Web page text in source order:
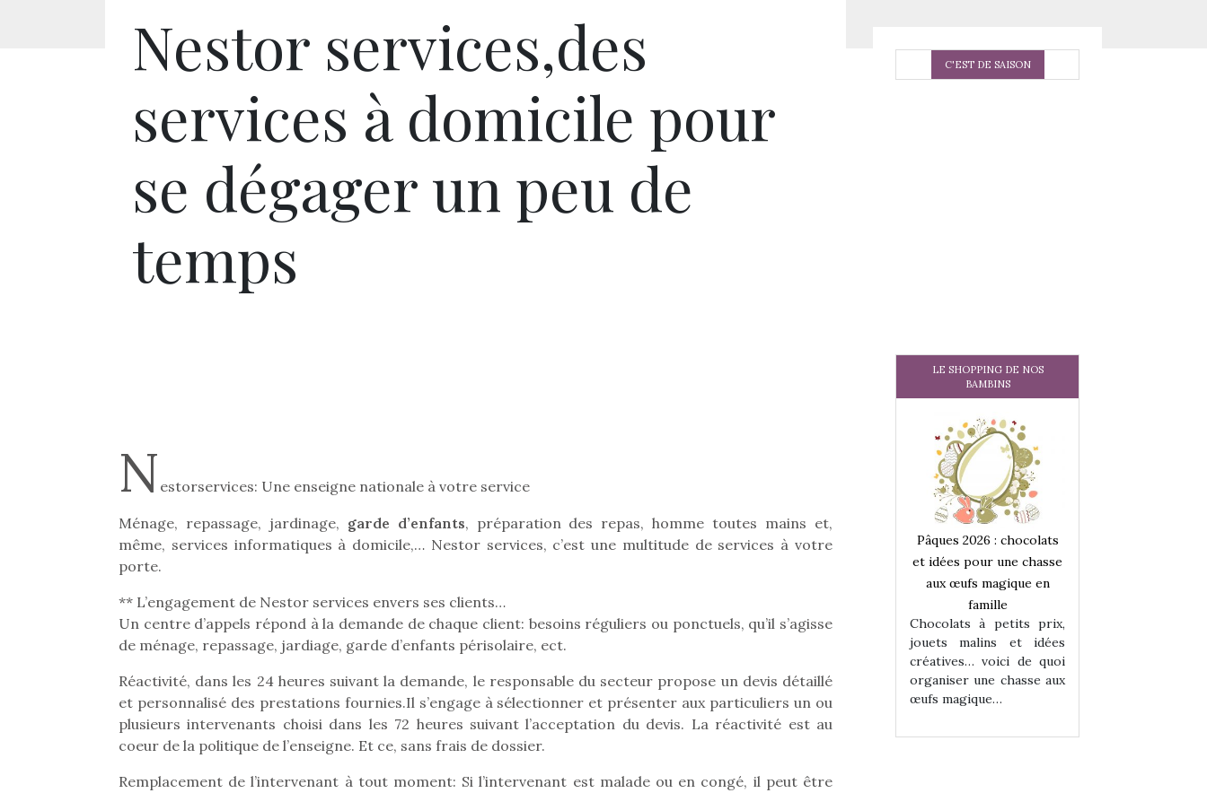
Nestor services,des
services à domicile pour
se dégager un peu de
temps
N estorservices: Une enseigne nationale à votre service
Ménage, repassage, jardinage, garde d’enfants, préparation des repas, homme toutes mains et,
même, services informatiques à domicile,… Nestor services, c’est une multitude de services à votre
porte.
** L’engagement de Nestor services envers ses clients…
Un centre d’appels répond à la demande de chaque client: besoins réguliers ou ponctuels, qu’il s’agisse
de ménage, repassage, jardiage, garde d’enfants périsolaire, ect.
Réactivité, dans les 24 heures suivant la demande, le responsable du secteur propose un devis détaillé
et personnalisé des prestations fournies.Il s’engage à sélectionner et présenter aux particuliers un ou
plusieurs intervenants choisi dans les 72 heures suivant l’acceptation du devis. La réactivité est au
coeur de la politique de l’enseigne. Et ce, sans frais de dossier.
Remplacement de l’intervenant à tout moment: Si l’intervenant est malade ou en congé, il peut être
C'EST DE SAISON
LE SHOPPING DE NOS
BAMBINS
Pâques 2026 : chocolats
Chocolats à petits prix,
jouets malins et idées
organiser une chasse aux
œufs magique…
Pâques 2026 : chocolats
Chocolats à petits prix,
organiser une chasse aux
œufs magique…
Pâques 2026 : chocolats
et idées pour une chasse
aux œufs magique en
famille
Chocolats à petits prix,
jouets malins et idées
créatives… voici de quoi
organiser une chasse aux
œufs magique…